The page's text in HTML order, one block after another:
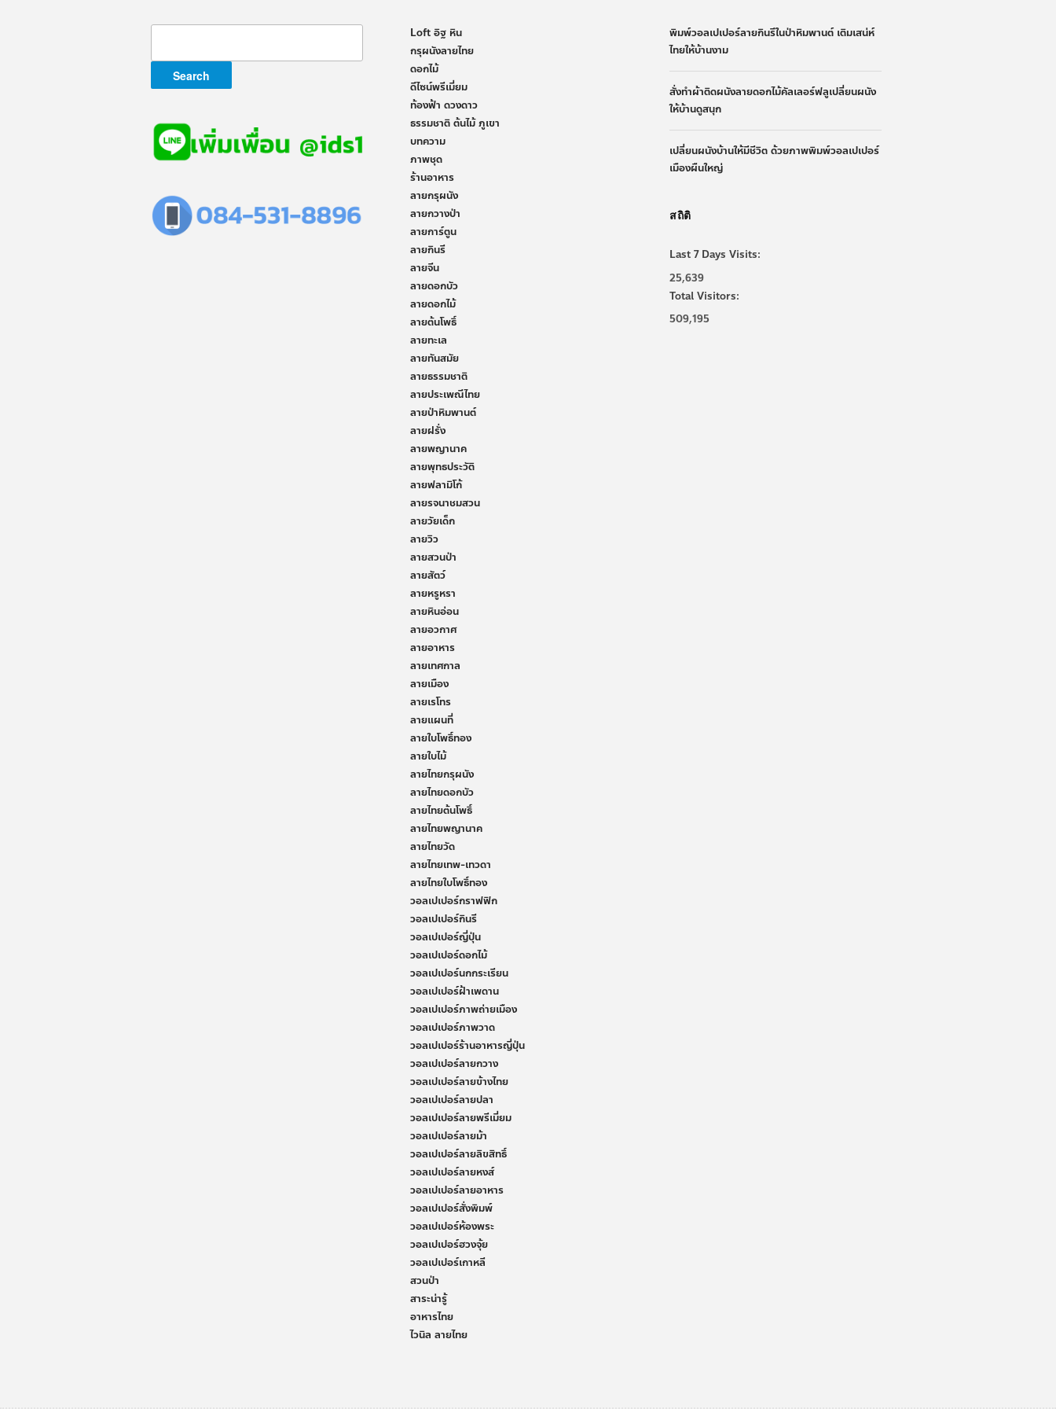
Loft อิฐ หิน
กรุผนังลายไทย
ดอกไม้
ดีไซน์พรีเมี่ยม
ท้องฟ้า ดวงดาว
ธรรมชาติ ต้นไม้ ภูเขา
บทความ
ภาพชุด
ร้านอาหาร
ลายกรุผนัง
ลายกวางป่า
ลายการ์ตูน
ลายกินรี
ลายจีน
ลายดอกบัว
ลายดอกไม้
ลายต้นโพธิ์
ลายทะเล
ลายทันสมัย
ลายธรรมชาติ
ลายประเพณีไทย
ลายป่าหิมพานต์
ลายฝรั่ง
ลายพญานาค
ลายพุทธประวัติ
ลายฟลามิโก้
ลายรจนาชมสวน
ลายวัยเด็ก
ลายวิว
ลายสวนป่า
ลายสัตว์
ลายหรูหรา
ลายหินอ่อน
ลายอวกาศ
ลายอาหาร
ลายเทศกาล
ลายเมือง
ลายเรโทร
ลายแผนที่
ลายใบโพธิ์ทอง
ลายใบไม้
ลายไทยกรุผนัง
ลายไทยดอกบัว
ลายไทยต้นโพธิ์
ลายไทยพญานาค
ลายไทยวัด
ลายไทยเทพ-เทวดา
ลายไทยใบโพธิ์ทอง
วอลเปเปอร์กราฟฟิก
วอลเปเปอร์กินรี
วอลเปเปอร์ญี่ปุ่น
วอลเปเปอร์ดอกไม้
วอลเปเปอร์นกกระเรียน
วอลเปเปอร์ฝ้าเพดาน
วอลเปเปอร์ภาพถ่ายเมือง
วอลเปเปอร์ภาพวาด
วอลเปเปอร์ร้านอาหารญี่ปุ่น
วอลเปเปอร์ลายกวาง
วอลเปเปอร์ลายข้างไทย
วอลเปเปอร์ลายปลา
วอลเปเปอร์ลายพรีเมี่ยม
วอลเปเปอร์ลายม้า
วอลเปเปอร์ลายลิขสิทธิ์
วอลเปเปอร์ลายหงส์
วอลเปเปอร์ลายอาหาร
วอลเปเปอร์สั่งพิมพ์
วอลเปเปอร์ห้องพระ
วอลเปเปอร์ฮวงจุ้ย
วอลเปเปอร์เกาหลี
สวนป่า
สาระน่ารู้
อาหารไทย
ไวนิล ลายไทย
พิมพ์วอลเปเปอร์ลายกินรีในป่าหิมพานต์ เติมเสน่ห์
ไทยให้บ้านงาม
สั่งทำผ้าติดผนังลายดอกไม้คัลเลอร์ฟลูเปลี่ยนผนัง
ให้บ้านดูสนุก
เปลี่ยนผนังบ้านให้มีชีวิต ด้วยภาพพิมพ์วอลเปเปอร์
เมืองผืนใหญ่
สถิติ
Last 7 Days Visits:
25,639
Total Visitors:
509,195